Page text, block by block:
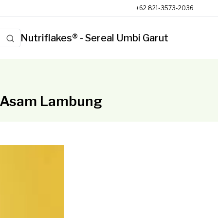
+62 821-3573-2036
Nutriflakes® - Sereal Umbi Garut
Lambung